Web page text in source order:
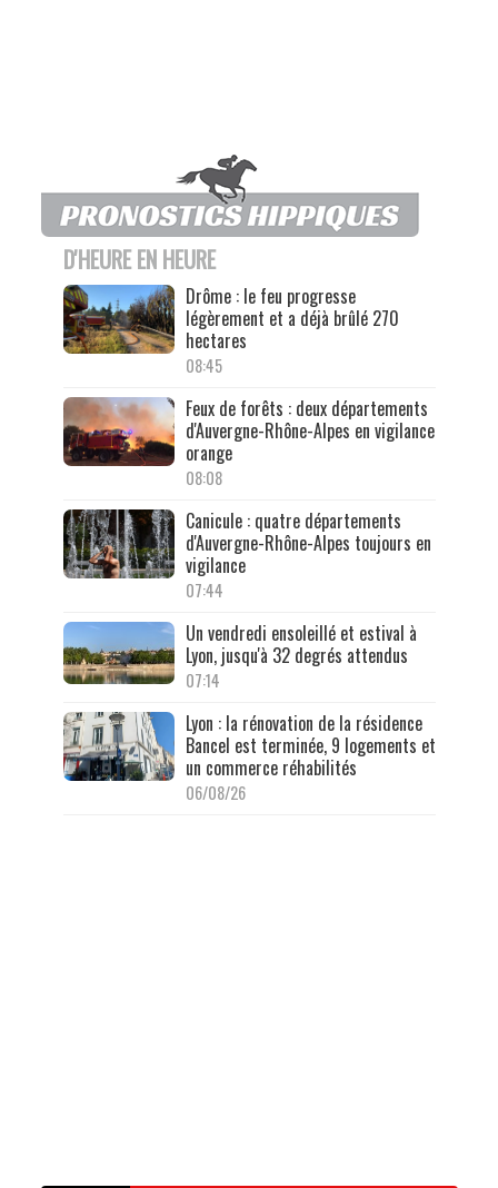
D'HEURE EN HEURE
Drôme : le feu progresse
légèrement et a déjà brûlé 270
hectares
08:45
Feux de forêts : deux départements
d'Auvergne-Rhône-Alpes en vigilance
orange
08:08
Canicule : quatre départements
d'Auvergne-Rhône-Alpes toujours en
vigilance
07:44
Un vendredi ensoleillé et estival à
Lyon, jusqu'à 32 degrés attendus
07:14
Lyon : la rénovation de la résidence
Bancel est terminée, 9 logements et
un commerce réhabilités
06/08/26